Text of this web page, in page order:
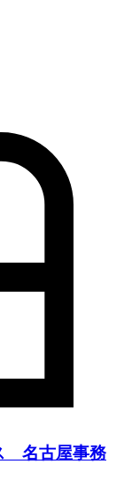
名古屋事務